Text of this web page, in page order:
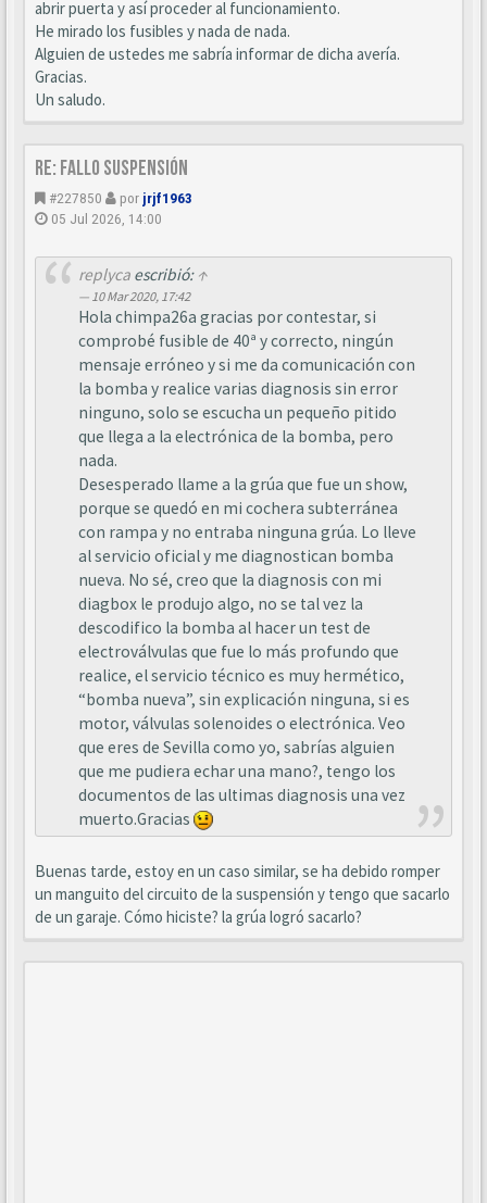
abrir puerta y así proceder al funcionamiento.
He mirado los fusibles y nada de nada.
Alguien de ustedes me sabría informar de dicha avería.
Gracias.
Un saludo.
Re: Fallo suspensión
#227850 por jrjf1963
05 Jul 2026, 14:00
replycaescribió: ↑
10 Mar 2020, 17:42
Hola chimpa26a gracias por contestar, si
comprobé fusible de 40ª y correcto, ningún
mensaje erróneo y si me da comunicación con
la bomba y realice varias diagnosis sin error
ninguno, solo se escucha un pequeño pitido
que llega a la electrónica de la bomba, pero
nada.
Desesperado llame a la grúa que fue un show,
porque se quedó en mi cochera subterránea
con rampa y no entraba ninguna grúa. Lo lleve
al servicio oficial y me diagnostican bomba
nueva. No sé, creo que la diagnosis con mi
diagbox le produjo algo, no se tal vez la
descodifico la bomba al hacer un test de
electroválvulas que fue lo más profundo que
realice, el servicio técnico es muy hermético,
“bomba nueva”, sin explicación ninguna, si es
motor, válvulas solenoides o electrónica. Veo
que eres de Sevilla como yo, sabrías alguien
que me pudiera echar una mano?, tengo los
documentos de las ultimas diagnosis una vez
muerto.Gracias
Buenas tarde, estoy en un caso similar, se ha debido romper
un manguito del circuito de la suspensión y tengo que sacarlo
de un garaje. Cómo hiciste? la grúa logró sacarlo?